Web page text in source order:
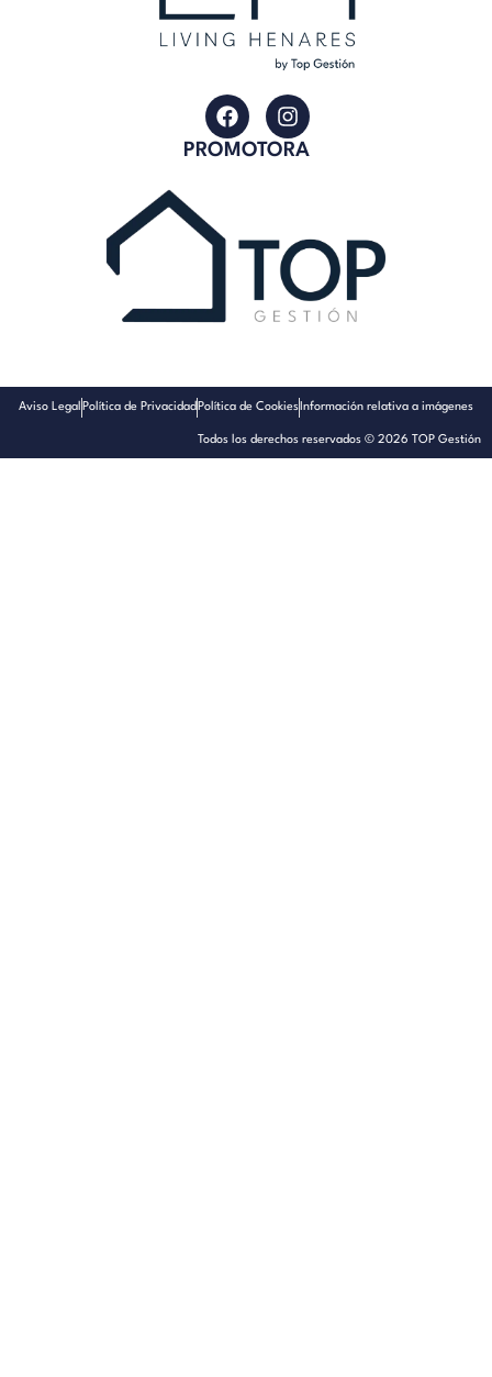
PROMOTORA
Aviso Legal Política de Privacidad Política de Cookies Información relativa a imágenes
Todos los derechos reservados © 2026 TOP Gestión